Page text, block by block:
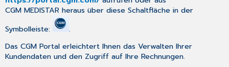
die
Nutzung
Registrierung
und
Zwei-
Faktor-
CGM MEDISTAR heraus über diese Schaltfläche in der
Symbolleiste:
.
Das CGM Portal erleichtert Ihnen das Verwalten Ihrer
Kundendaten und den Zugriff auf Ihre Rechnungen.